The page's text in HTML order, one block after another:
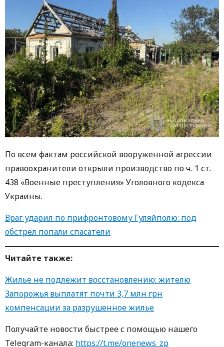
По всем фактам российской вооруженной агрессии
правоохранители открыли производство по ч. 1 ст.
438 «Военные преступления» Уголовного кодекса
Украины.
Враг ударил по прифронтовому Гуляйполю: под
обстрел попали спасатели
Читайте также:
Жилье не подлежит восстановлению: жителю
Запорожья выплатят почти 3,7 млн грн
компенсации за разрушенное жилье
Получайте новости быстрее с пoмoщью нaшегo
Telegram-кaнaлa: https://t.me/onenews_zp